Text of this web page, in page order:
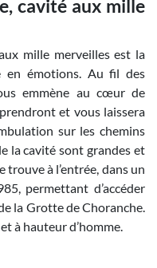
cavité aux mille
mille merveilles est la
en émotions. Au fil des
emmène au cœur de
et vous laissera
sur les chemins
la cavité sont grandes et
à l’entrée, dans un
permettant d’accéder
la Grotte de Choranche.
à hauteur d’homme.